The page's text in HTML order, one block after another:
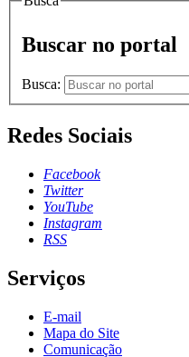
Buscar no portal
Busca:
Redes Sociais
Facebook
Twitter
YouTube
Instagram
RSS
Serviços
E-mail
Mapa do Site
Comunicação